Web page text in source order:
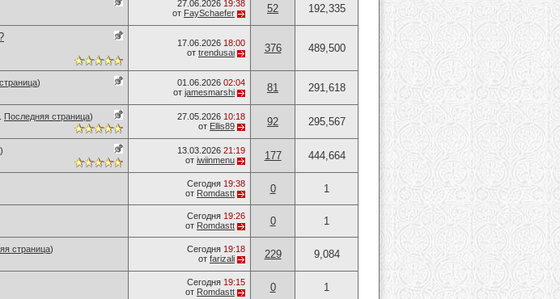
27.06.2026 19:38
от FaySchaefer 52 192,335
17.06.2026 18:00
от trendusai 376 489,500
)
01.06.2026 02:04
от jamesmarshi 81 291,618
Последняя страница)
27.05.2026 10:18
от Ellis89 92 295,567
)
13.03.2026 21:19
от iwiinmenu 177 444,664
Сегодня 19:38
от Romdastt 0 1
Сегодня 19:26
от Romdastt 0 1
страница)
Сегодня 19:18
от farizali 229 9,084
Сегодня 19:15
от Romdastt 0 1